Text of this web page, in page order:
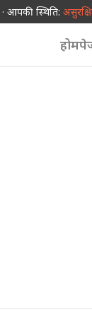
आपकी स्थिति: